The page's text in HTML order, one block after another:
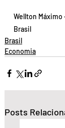
Wellton
Brasil
Brasil
Economia
Posts